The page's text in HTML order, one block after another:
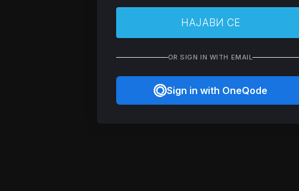
НАЈАВИ СЕ
OR SIGN IN WITH EMAIL
Sign in with OneQode